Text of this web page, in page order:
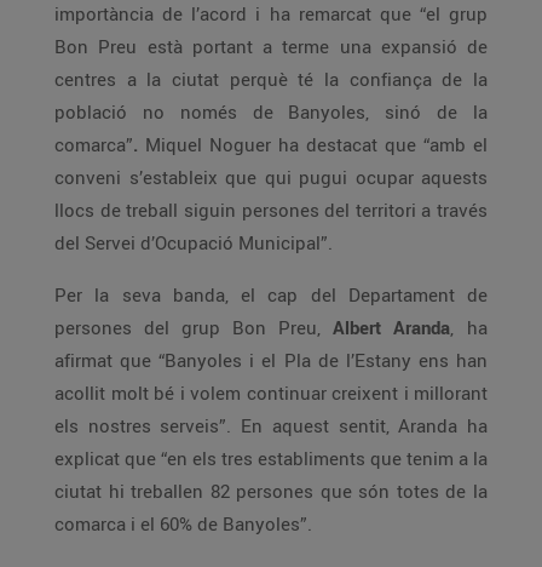
importància de l’acord i ha remarcat que “el grup
Bon Preu està portant a terme una expansió de
centres a la ciutat perquè té la confiança de la
població no només de Banyoles, sinó de la
comarca”. Miquel Noguer ha destacat que “amb el
conveni s’estableix que qui pugui ocupar aquests
llocs de treball siguin persones del territori a través
del Servei d’Ocupació Municipal”.
Per la seva banda, el cap del Departament de
persones del grup Bon Preu, Albert Aranda, ha
afirmat que “Banyoles i el Pla de l’Estany ens han
acollit molt bé i volem continuar creixent i millorant
els nostres serveis”. En aquest sentit, Aranda ha
explicat que “en els tres establiments que tenim a la
ciutat hi treballen 82 persones que són totes de la
comarca i el 60% de Banyoles”.